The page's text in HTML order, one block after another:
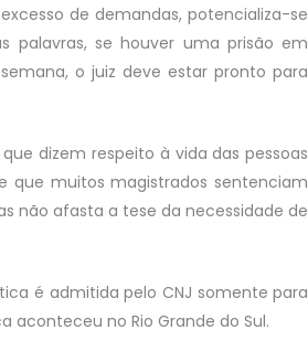
de demandas, potencializa-se
palavras, se houver uma prisão em
o juiz deve estar pronto para
dizem respeito à vida das pessoas
que muitos magistrados sentenciam
não afasta a tese da necessidade de
é admitida pelo CNJ somente para
aconteceu no Rio Grande do Sul.